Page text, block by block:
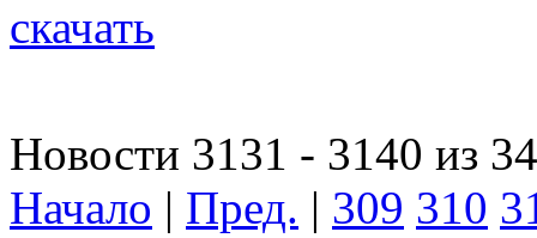
скачать
Новости 3131 - 3140 из
Начало | Пред. | 309 310